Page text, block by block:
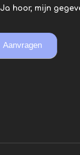
Ja hoor, mijn
Aanvragen